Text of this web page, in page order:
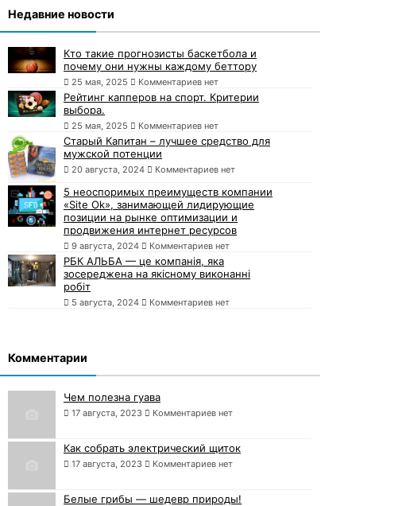
Недавние новости
Кто такие прогнозисты баскетбола и
почему они нужны каждому беттору
25 мая, 2025 Комментариев нет
Рейтинг капперов на спорт. Критерии
выбора.
25 мая, 2025 Комментариев нет
Старый Капитан – лучшее средство для
мужской потенции
20 августа, 2024 Комментариев нет
5 неоспоримых преимуществ компании
«Site Ok», занимающей лидирующие
позиции на рынке оптимизации и
продвижения интернет ресурсов
9 августа, 2024 Комментариев нет
РБК АЛЬБА — це компанія, яка
зосереджена на якісному виконанні
робіт
5 августа, 2024 Комментариев нет
Комментарии
Чем полезна гуава
17 августа, 2023 Комментариев нет
Как собрать электрический щиток
17 августа, 2023 Комментариев нет
Белые грибы — шедевр природы!